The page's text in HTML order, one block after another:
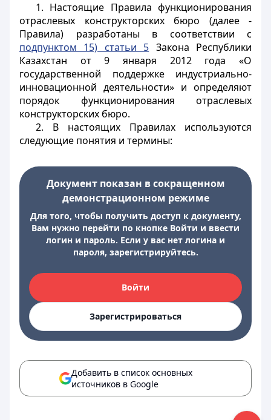
1. Настоящие Правила функционирования
отраслевых конструкторских бюро (далее -
Правила) разработаны в соответствии с
подпунктом 15) статьи 5 Закона Республики
Казахстан от 9 января 2012 года «О
государственной поддержке индустриально-
инновационной деятельности» и определяют
порядок функционирования отраслевых
конструкторских бюро.
2. В настоящих Правилах используются
следующие понятия и термины:
Документ показан в сокращенном
демонстрационном режиме
Для того, чтобы получить доступ к документу,
Вам нужно перейти по кнопке Войти и ввести
логин и пароль. Если у вас нет логина и
пароля, зарегистрируйтесь.
Войти
Зарегистрироваться
Добавить в список основных
источников в Google